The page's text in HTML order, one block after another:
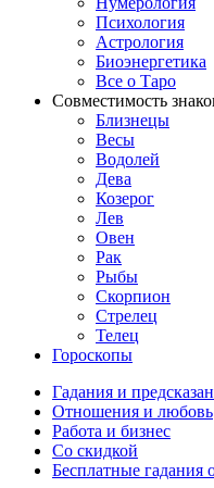
Психология
Астрология
Биоэнергетика
Все о Таро
Совместимость
Близнецы
Весы
Водолей
Дева
Козерог
Лев
Овен
Рак
Рыбы
Скорпион
Стрелец
Телец
Гороскопы
Гадания и
Отношения и любовь
Работа и бизнес
Со скидкой
Бесплатные гадания